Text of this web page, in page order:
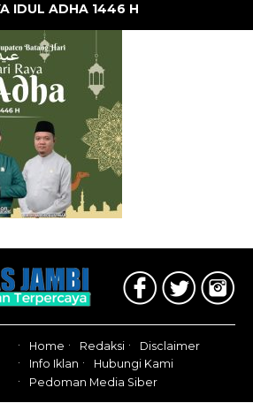
IDUL ADHA 1446 H
Home Redaksi
Disclaimer
Info Iklan
Hubungi Kami
Pedoman Media Siber